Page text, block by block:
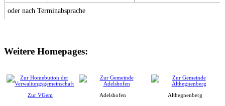
oder nach Terminabsprache
Weitere Homepages:
Zur VGem Adelshofen Althegnenberg